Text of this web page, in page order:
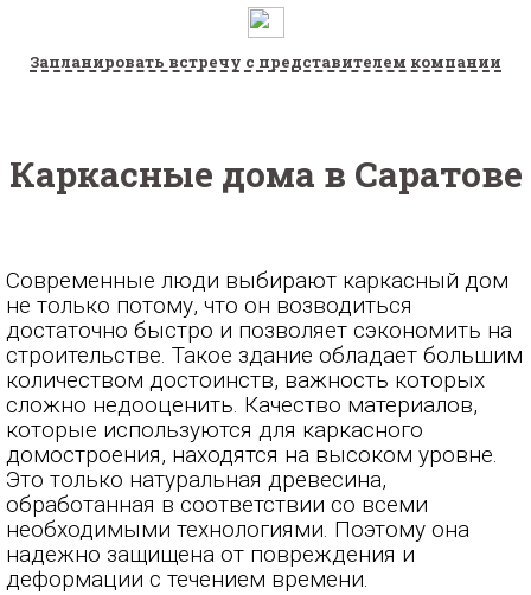
Запланировать встречу с представителем компании
Каркасные дома в Саратове
Современные люди выбирают каркасный дом
не только потому, что он возводиться
достаточно быстро и позволяет сэкономить на
строительстве. Такое здание обладает большим
количеством достоинств, важность которых
сложно недооценить. Качество материалов,
которые используются для каркасного
домостроения, находятся на высоком уровне.
Это только натуральная древесина,
обработанная в соответствии со всеми
необходимыми технологиями. Поэтому она
надежно защищена от повреждения и
деформации с течением времени.